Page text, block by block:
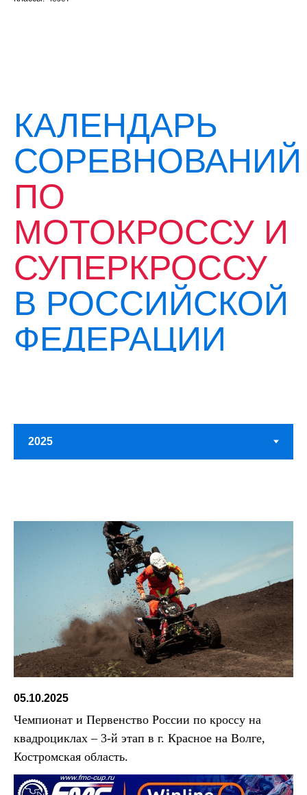
КАЛЕНДАРЬ
СОРЕВНОВАНИЙ
ПО
МОТОКРОССУ И
СУПЕРКРОССУ
В РОССИЙСКОЙ
ФЕДЕРАЦИИ
05.10.2025
Чемпионат и Первенство России по кроссу на
квадроциклах – 3-й этап в г. Красное на Волге,
Костромская область.